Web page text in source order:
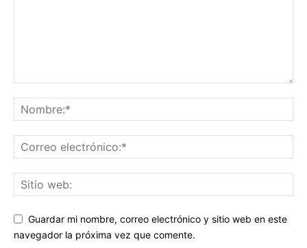
Guardar mi nombre, correo electrónico y sitio web en este
navegador la próxima vez que comente.